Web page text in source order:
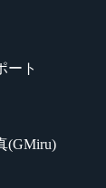
ート
(GMiru)